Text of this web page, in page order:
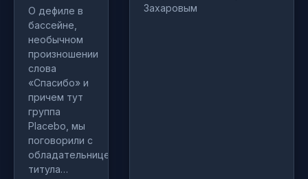
О дефиле в
бассейне,
необычном
произношении
слова
«Спасибо» и
причем тут
группа
Placebo, мы
поговорили с
обладательницей
титула…
Захаровым